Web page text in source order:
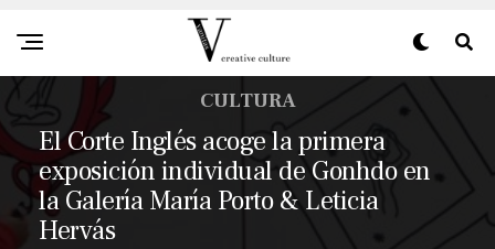
CULTURA
El Corte Inglés acoge la primera
exposición individual de Gonhdo en
la Galería María Porto & Leticia
Hervás